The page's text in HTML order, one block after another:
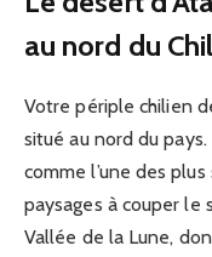
au nord du
Votre périple chilien
situé au nord du
comme l’une des
paysages à couper le
Vallée de la Lune,